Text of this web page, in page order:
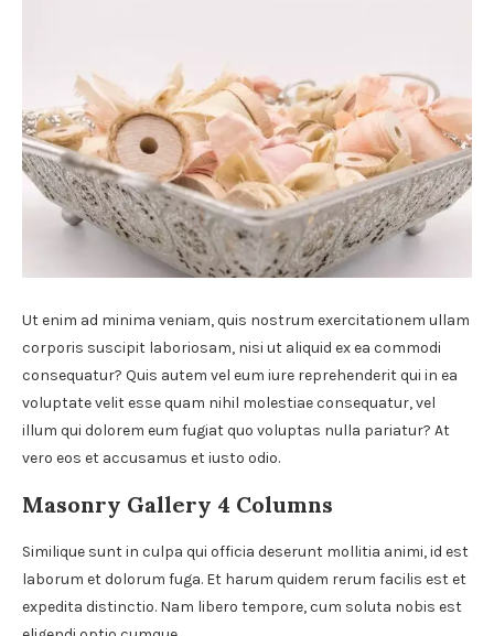
Ut enim ad minima veniam, quis nostrum exercitationem ullam
corporis suscipit laboriosam, nisi ut aliquid ex ea commodi
consequatur? Quis autem vel eum iure reprehenderit qui in ea
voluptate velit esse quam nihil molestiae consequatur, vel
illum qui dolorem eum fugiat quo voluptas nulla pariatur? At
vero eos et accusamus et iusto odio.
Masonry Gallery 4 Columns
Similique sunt in culpa qui officia deserunt mollitia animi, id est
laborum et dolorum fuga. Et harum quidem rerum facilis est et
expedita distinctio. Nam libero tempore, cum soluta nobis est